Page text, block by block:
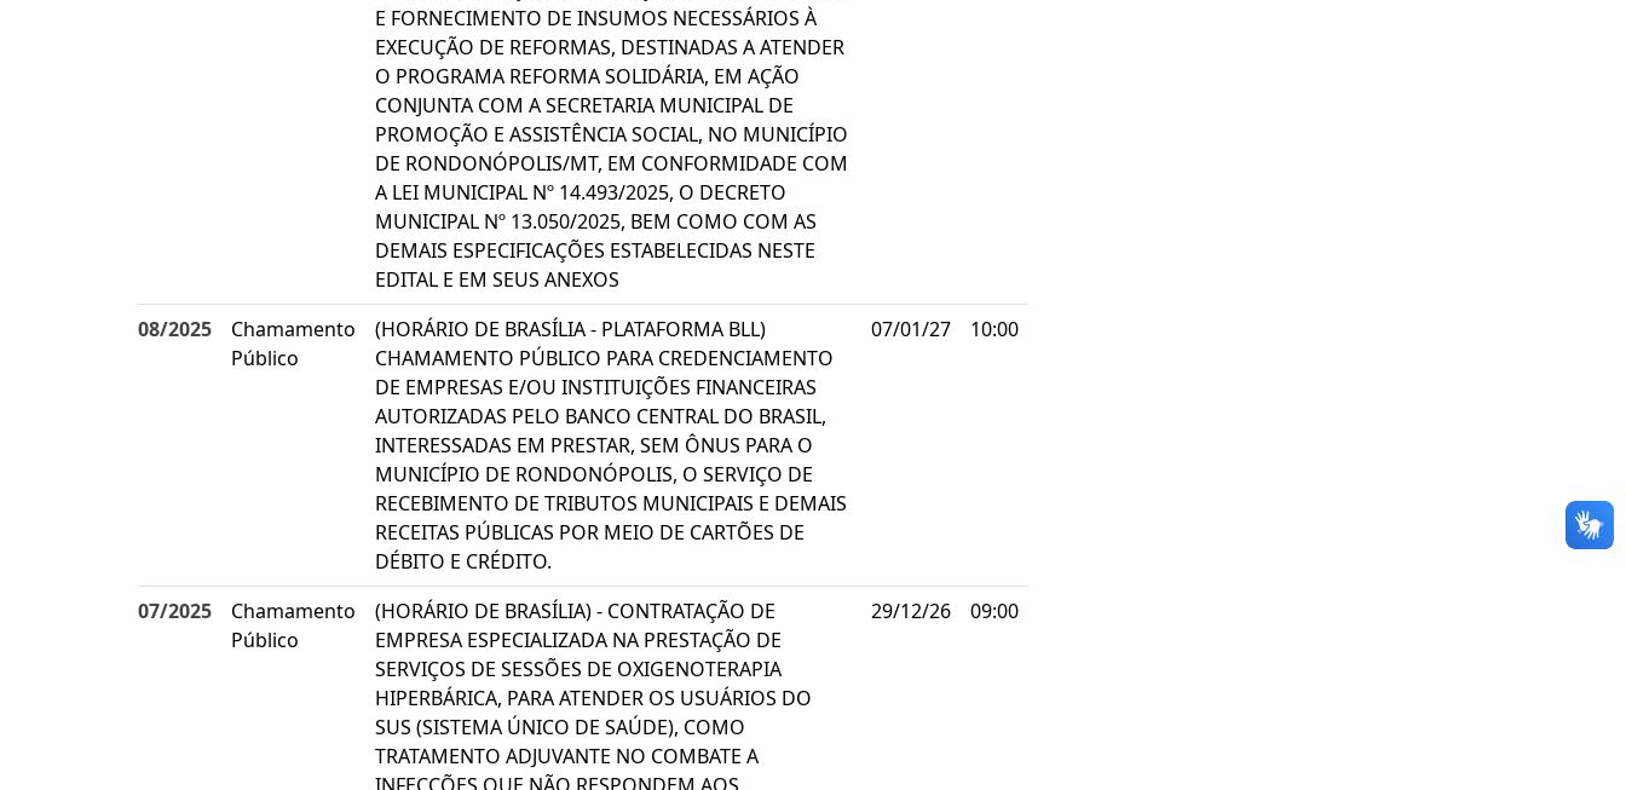
E FORNECIMENTO DE INSUMOS NECESSÁRIOS À
EXECUÇÃO DE REFORMAS, DESTINADAS A ATENDER
O PROGRAMA REFORMA SOLIDÁRIA, EM AÇÃO
CONJUNTA COM A SECRETARIA MUNICIPAL DE
PROMOÇÃO E ASSISTÊNCIA SOCIAL, NO MUNICÍPIO
DE RONDONÓPOLIS/MT, EM CONFORMIDADE COM
A LEI MUNICIPAL Nº 14.493/2025, O DECRETO
MUNICIPAL Nº 13.050/2025, BEM COMO COM AS
DEMAIS ESPECIFICAÇÕES ESTABELECIDAS NESTE
EDITAL E EM SEUS ANEXOS
08/2025
Chamamento
Público
(HORÁRIO DE BRASÍLIA - PLATAFORMA BLL)
CHAMAMENTO PÚBLICO PARA CREDENCIAMENTO
DE EMPRESAS E/OU INSTITUIÇÕES FINANCEIRAS
AUTORIZADAS PELO BANCO CENTRAL DO BRASIL,
INTERESSADAS EM PRESTAR, SEM ÔNUS PARA O
MUNICÍPIO DE RONDONÓPOLIS, O SERVIÇO DE
RECEBIMENTO DE TRIBUTOS MUNICIPAIS E DEMAIS
RECEITAS PÚBLICAS POR MEIO DE CARTÕES DE
DÉBITO E CRÉDITO.
07/01/27 10:00
07/2025
Chamamento
Público
(HORÁRIO DE BRASÍLIA) - CONTRATAÇÃO DE
EMPRESA ESPECIALIZADA NA PRESTAÇÃO DE
SERVIÇOS DE SESSÕES DE OXIGENOTERAPIA
HIPERBÁRICA, PARA ATENDER OS USUÁRIOS DO
SUS (SISTEMA ÚNICO DE SAÚDE), COMO
TRATAMENTO ADJUVANTE NO COMBATE A
29/12/26 09:00